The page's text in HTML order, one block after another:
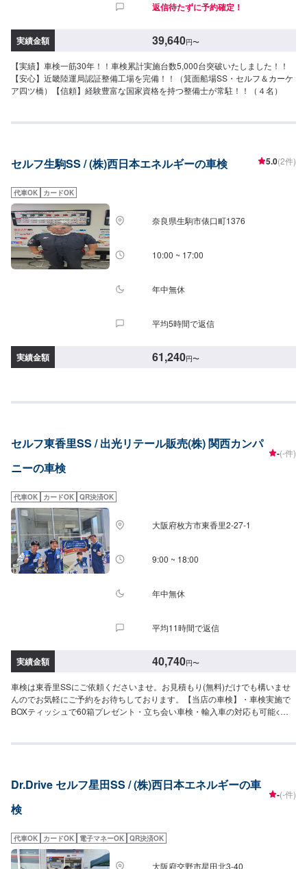
返信待たずに予約確定！
実績金額 39,640円〜
【実績】車検一筋30年！！車検累計実施台数5,000台突破いたしました！！
【安心】近畿陸運局認証整備工場を完備！！（箕面船場SS・セルフ＆カーケ
ア四ツ橋）【信頼】経験豊富な国家資格を持つ整備士が常駐！！（４名）
セルフ生駒SS / (株)西日本エネルギーの車検 5.0(2件)
代車OK カードOK
奈良県生駒市俵口町1376
10:00 ~ 17:00
年中無休
平均5時間で返信
実績金額 61,240円〜
セルフ東香里SS / 出光リテール販売(株) 関西カンパ
ニーの車検
-(-件)
代車OK カードOK QR決済OK
大阪府枚方市東香里2-27-1
9:00 ~ 18:00
年中無休
平均11時間で返信
実績金額 40,740円〜
車検は東香里SSにご依頼くださいませ。お見積もり(無料)だけでも構いませ
んのでお気軽にご予約をお待ちしております。【当店の車検】・車検実施で
BOXティッシュで60箱プレゼント・立ち会い車検・輸入車の対応も可能<費
（合計）40,740円⚫︎小型車（ミラージュ・ヴィッツなど）｜車検基本料
58,850円⚫︎大型車（デリカなど）｜車検基本料14,800円↓各種法定料金合計
52,250円（合計）67,050円※注意事項※・追加交換等必要な場合は、別途お見
積もりご請求させていただきます。
Dr.Drive セルフ星田SS / (株)西日本エネルギーの車
検
-(-件)
代車OK カードOK 電子マネーOK QR決済OK
大阪府交野市星田北3-40